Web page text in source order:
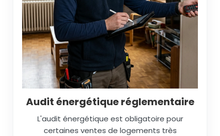
Audit énergétique réglementaire
L'audit énergétique est obligatoire pour
certaines ventes de logements très